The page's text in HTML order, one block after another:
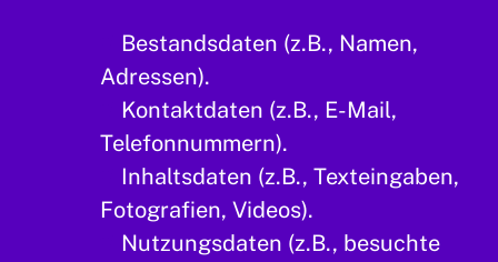
Bestandsdaten (z.B., Namen,
Adressen).
Kontaktdaten (z.B., E-Mail,
Telefonnummern).
Inhaltsdaten (z.B., Texteingaben,
Fotografien, Videos).
Nutzungsdaten (z.B., besuchte